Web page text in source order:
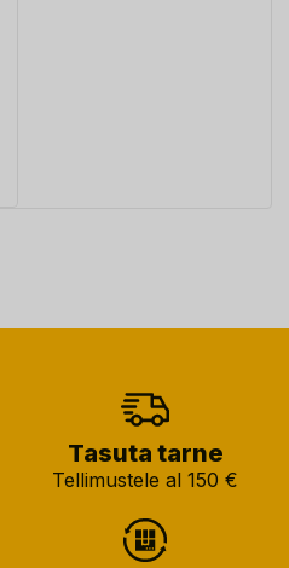
Tasuta tarne
Tellimustele al 150 €